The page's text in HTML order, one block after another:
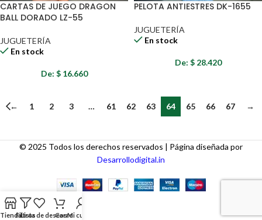
CARTAS DE JUEGO DRAGON
BALL DORADO LZ-55
JUGUETERÍA
En stock
De: $16.660
PELOTA ANTIESTRES DK-1655
JUGUETERÍA
En stock
De: $28.420
← 1 2 3 … 61 62 63 64 65 66 67 →
© 2025 Todos los derechos reservados | Página diseñada por
Desarrollodigital.in
TiendaFiltros
Lista de deseos
CarroMi cuenta